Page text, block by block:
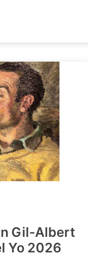
Gil-Albert
Yo 2026